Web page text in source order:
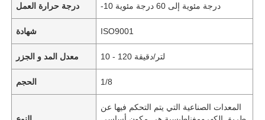
درجة حرارة العمل -10 درجة مئوية إلى 60 درجة مئوية
شهادة ISO9001
معدل المد و الجزر 10 - 120 لتر/دقيقة
الحجم 1/8
المعدات الصناعية التي يتم التحكم فيها عن